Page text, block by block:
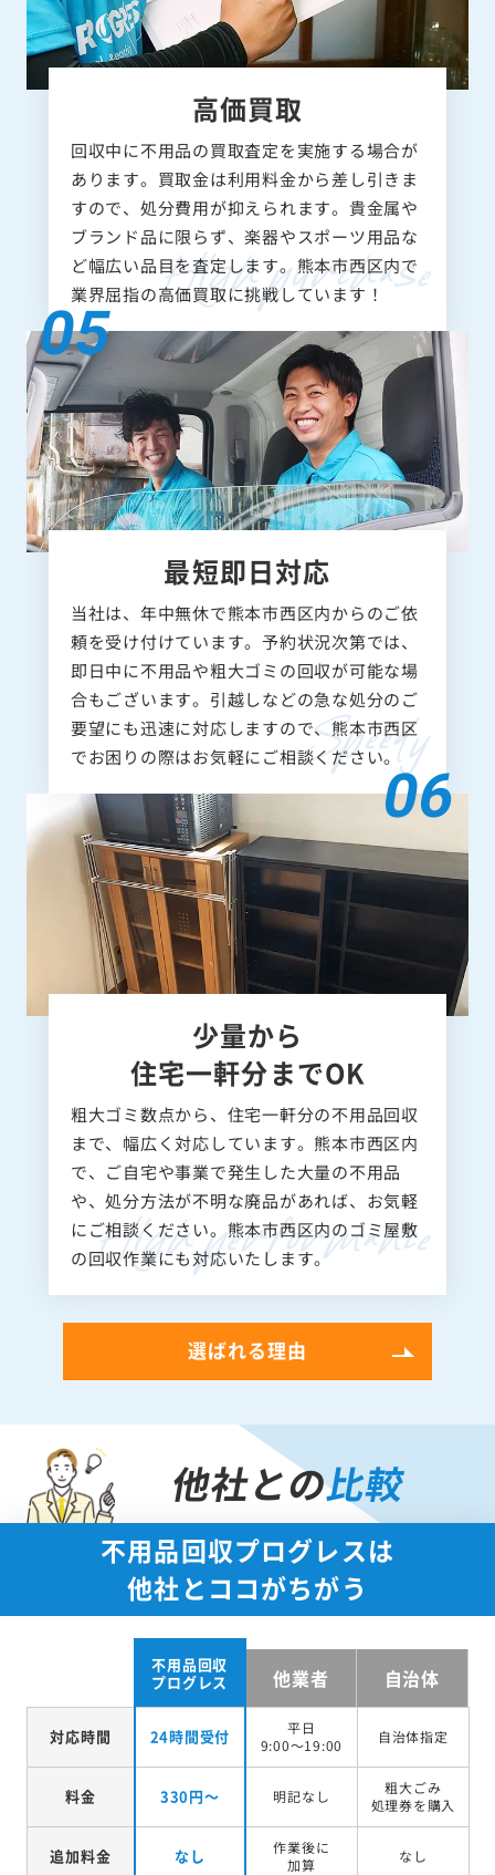
高価買取
回収中に不用品の買取査定を実施する場合が
あります。買取金は利用料金から差し引きま
すので、処分費用が抑えられます。貴金属や
ブランド品に限らず、楽器やスポーツ用品な
ど幅広い品目を査定します。熊本市西区内で
業界屈指の高価買取に挑戦しています！
最短即日対応
当社は、年中無休で熊本市西区内からのご依
頼を受け付けています。予約状況次第では、
即日中に不用品や粗大ゴミの回収が可能な場
合もございます。引越しなどの急な処分のご
要望にも迅速に対応しますので、熊本市西区
でお困りの際はお気軽にご相談ください。
少量から
住宅一軒分までOK
粗大ゴミ数点から、住宅一軒分の不用品回収
まで、幅広く対応しています。熊本市西区内
で、ご自宅や事業で発生した大量の不用品
や、処分方法が不明な廃品があれば、お気軽
にご相談ください。熊本市西区内のゴミ屋敷
の回収作業にも対応いたします。
選ばれる理由
他社との比較
不用品回収プログレスは
他社とココがちがう
不用品回収
プログレス
他業者 自治体
対応時間 24時間受付
平日
9:00～19:00
自治体指定
料金 330円～ 明記なし
粗大ごみ
処理券を購入
追加料金 なし
作業後に
加算
なし